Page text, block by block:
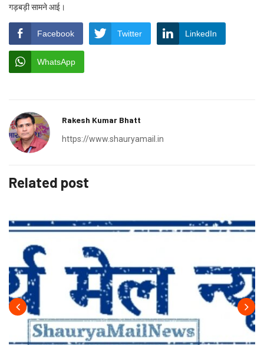
गड़बड़ी सामने आई।
Facebook Twitter LinkedIn
WhatsApp
Rakesh Kumar Bhatt
https://www.shauryamail.in
Related post